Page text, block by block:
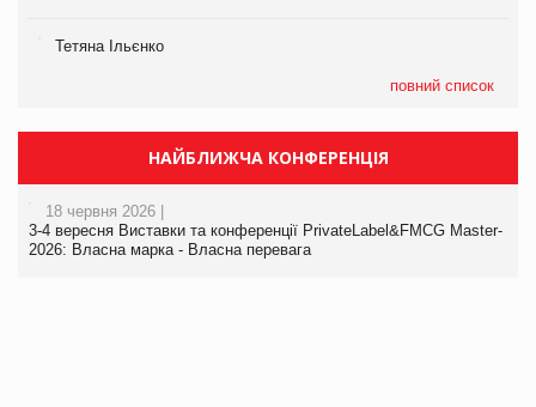
Тетяна Ільєнко
повний список
НАЙБЛИЖЧА КОНФЕРЕНЦІЯ
18 червня 2026 |
3-4 вересня Виставки та конференції PrivateLabel&FMCG Master-
2026: Власна марка - Власна перевага